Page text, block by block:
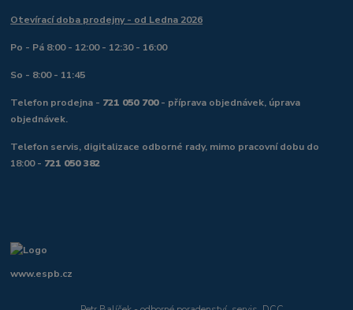
Otevírací doba prodejny - od Ledna 2026
Po - Pá 8:00 - 12:00 - 12:30 - 16:00
So - 8:00 - 11:45
Telefon prodejna - 721 050 700- příprava objednávek, úprava
objednávek.
Telefon servis, digitalizace odborné rady, mimo pracovní dobu do
18:00 - 721 050 382
www.espb.cz